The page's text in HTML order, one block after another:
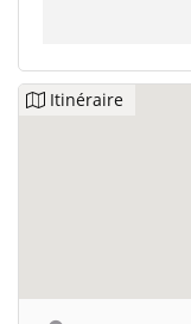
Itinéraire